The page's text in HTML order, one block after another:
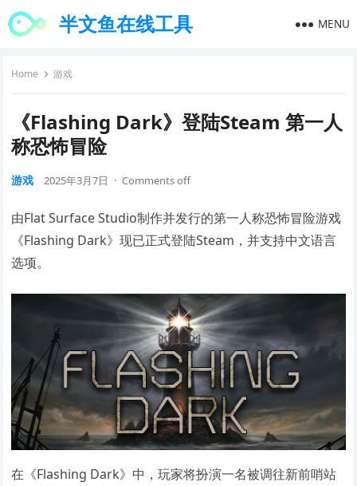
半文鱼在线工具 MENU
Home 游戏
《Flashing Dark》登陆Steam 第一人
称恐怖冒险
游戏 2025年3月7日 · Comments off
由Flat Surface Studio制作并发行的第一人称恐怖冒险游戏
《Flashing Dark》现已正式登陆Steam，并支持中文语言
选项。
在《Flashing Dark》中，玩家将扮演一名被调往新前哨站